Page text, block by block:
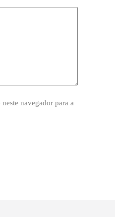
navegador para a